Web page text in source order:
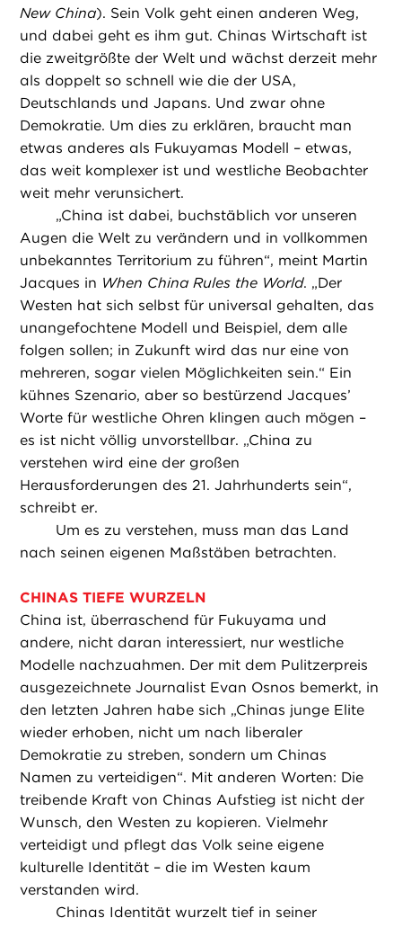
New China). Sein Volk geht einen anderen Weg,
und dabei geht es ihm gut. Chinas Wirtschaft ist
die zweitgrößte der Welt und wächst derzeit mehr
als doppelt so schnell wie die der USA,
Deutschlands und Japans. Und zwar ohne
Demokratie. Um dies zu erklären, braucht man
etwas anderes als Fukuyamas Modell – etwas,
das weit komplexer ist und westliche Beobachter
weit mehr verunsichert.
„China ist dabei, buchstäblich vor unseren
Augen die Welt zu verändern und in vollkommen
unbekanntes Territorium zu führen“, meint Martin
Jacques in When China Rules the World. „Der
Westen hat sich selbst für universal gehalten, das
unangefochtene Modell und Beispiel, dem alle
folgen sollen; in Zukunft wird das nur eine von
mehreren, sogar vielen Möglichkeiten sein.“ Ein
kühnes Szenario, aber so bestürzend Jacques’
Worte für westliche Ohren klingen auch mögen –
es ist nicht völlig unvorstellbar. „China zu
verstehen wird eine der großen
Herausforderungen des 21. Jahrhunderts sein“,
schreibt er.
Um es zu verstehen, muss man das Land
nach seinen eigenen Maßstäben betrachten.
CHINAS TIEFE WURZELN
China ist, überraschend für Fukuyama und
andere, nicht daran interessiert, nur westliche
Modelle nachzuahmen. Der mit dem Pulitzerpreis
ausgezeichnete Journalist Evan Osnos bemerkt, in
den letzten Jahren habe sich „Chinas junge Elite
wieder erhoben, nicht um nach liberaler
Demokratie zu streben, sondern um Chinas
Namen zu verteidigen“. Mit anderen Worten: Die
treibende Kraft von Chinas Aufstieg ist nicht der
Wunsch, den Westen zu kopieren. Vielmehr
verteidigt und pflegt das Volk seine eigene
kulturelle Identität – die im Westen kaum
verstanden wird.
Chinas Identität wurzelt tief in seiner